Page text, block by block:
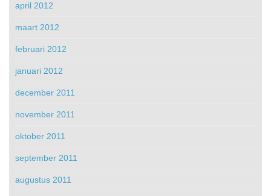
april 2012
maart 2012
februari 2012
januari 2012
december 2011
november 2011
oktober 2011
september 2011
augustus 2011